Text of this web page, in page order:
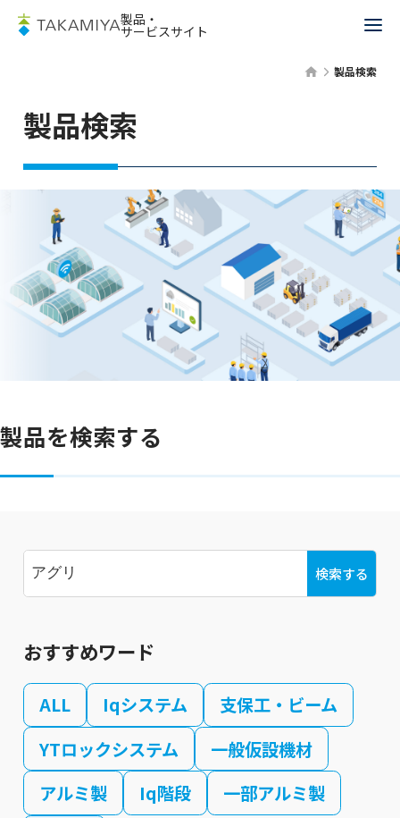
製品・
サービスサイト
製品検索
製品検索
製品を検索する
検索する
おすすめワード
ALL Iqシステム
支保工・ビーム
YTロックシステム
一般仮設機材
アルミ製
Iq階段
一部アルミ製